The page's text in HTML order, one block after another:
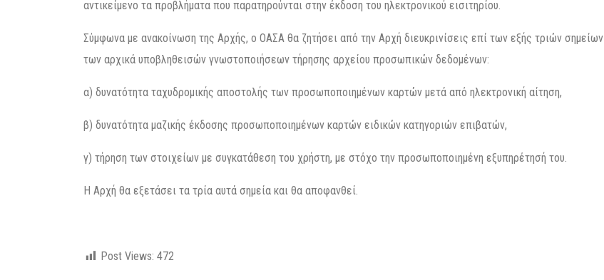
αντικείμενο τα προβλήματα που παρατηρούνται στην έκδοση του ηλεκτρονικού εισιτηρίου.
Σύμφωνα με ανακοίνωση της Αρχής, ο ΟΑΣΑ θα ζητήσει από την Αρχή διευκρινίσεις επί των εξής τριών σημείων
των αρχικά υποβληθεισών γνωστοποιήσεων τήρησης αρχείου προσωπικών δεδομένων:
α) δυνατότητα ταχυδρομικής αποστολής των προσωποποιημένων καρτών μετά από ηλεκτρονική αίτηση,
β) δυνατότητα μαζικής έκδοσης προσωποποιημένων καρτών ειδικών κατηγοριών επιβατών,
γ) τήρηση των στοιχείων με συγκατάθεση του χρήστη, με στόχο την προσωποποιημένη εξυπηρέτησή του.
Η Αρχή θα εξετάσει τα τρία αυτά σημεία και θα αποφανθεί.
Post Views: 472